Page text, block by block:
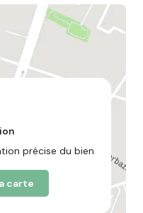
précise du bien
carte